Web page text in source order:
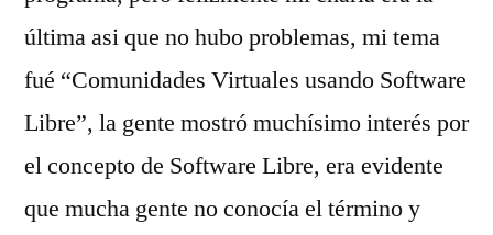
última asi que no hubo problemas, mi tema
fué “Comunidades Virtuales usando Software
Libre”, la gente mostró muchísimo interés por
el concepto de Software Libre, era evidente
que mucha gente no conocía el término y